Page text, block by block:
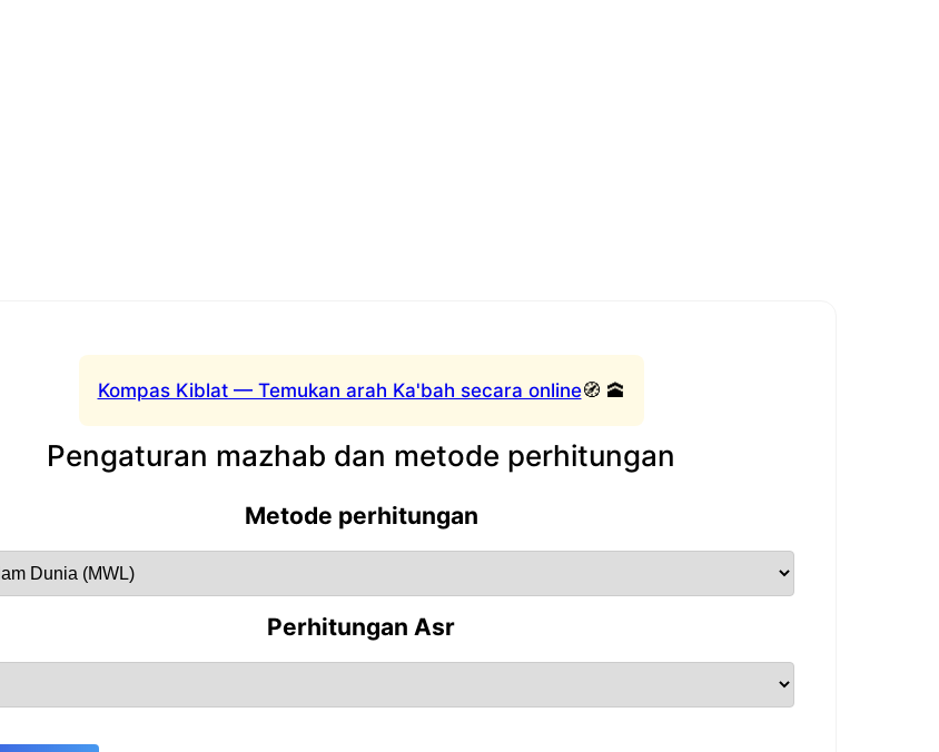
Kompas Kiblat — Temukan arah Ka'bah secara online🧭 🕋
Pengaturan mazhab dan metode perhitungan
Metode perhitungan
Perhitungan Asr